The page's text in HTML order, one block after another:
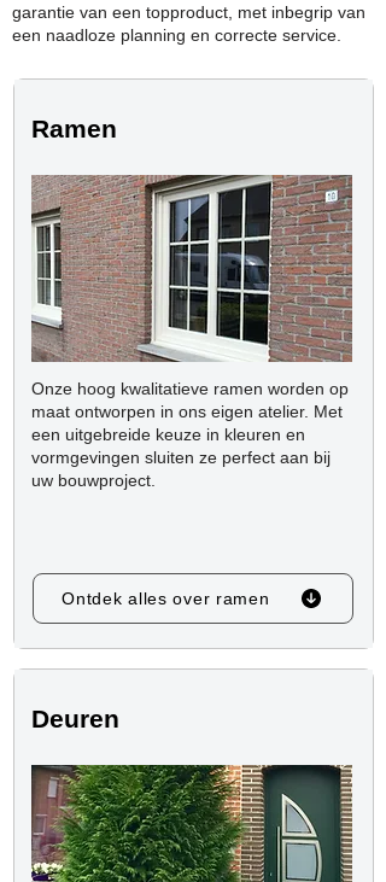
garantie van een topproduct, met inbegrip van
een naadloze planning en correcte service.
Ramen
Onze hoog kwalitatieve ramen worden op
maat ontworpen in ons eigen atelier. Met
een uitgebreide keuze in kleuren en
vormgevingen sluiten ze perfect aan bij
uw bouwproject.
Ontdek alles over ramen
Deuren